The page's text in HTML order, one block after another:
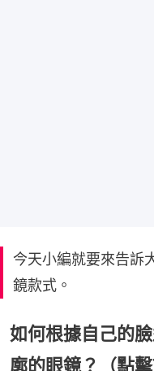
今天小編就要來告訴
鏡款式。
如何根據自己的
廓的眼鏡？（點